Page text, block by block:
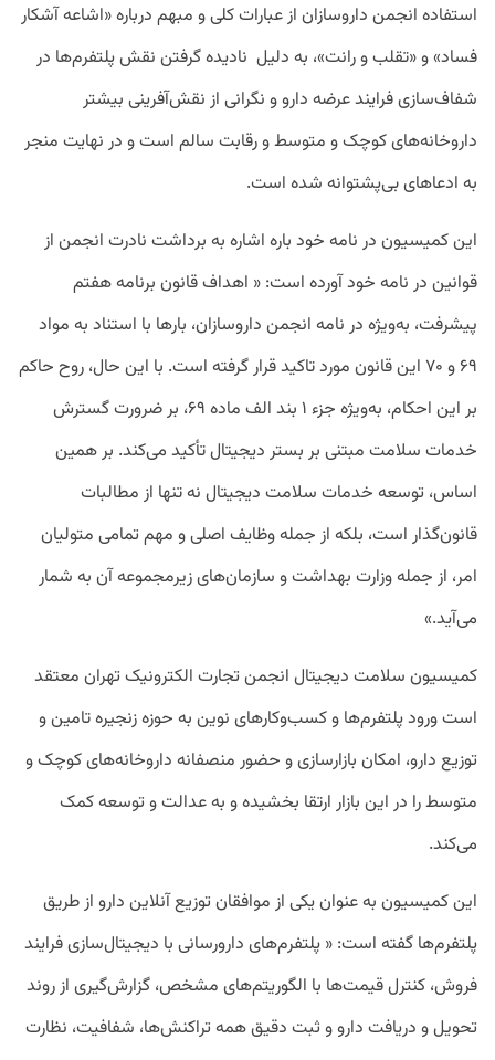
استفاده انجمن داروسازان از عبارات کلی و مبهم درباره «اشاعه آشکار
فساد» و «تقلب و رانت»، به دلیل نادیده گرفتن نقش پلتفرم‌ها در
شفاف‌سازی فرایند عرضه دارو و نگرانی از نقش‌آفرینی بیشتر
داروخانه‌های کوچک و متوسط و رقابت سالم است و در نهایت منجر
به ادعاهای بی‌پشتوانه شده است.
این کمیسیون در نامه خود باره اشاره به برداشت نادرت انجمن از
قوانین در نامه خود آورده است: « اهداف قانون برنامه هفتم
پیشرفت، به‌ویژه در نامه انجمن داروسازان، بارها با استناد به مواد
۶۹ و ۷۰ این قانون مورد تاکید قرار گرفته است. با این حال، روح حاکم
بر این احکام، به‌ویژه جزء ۱ بند الف ماده ۶۹، بر ضرورت گسترش
خدمات سلامت مبتنی بر بستر دیجیتال تأکید می‌کند. بر همین
اساس، توسعه خدمات سلامت دیجیتال نه تنها از مطالبات
قانون‌گذار است، بلکه از جمله وظایف اصلی و مهم تمامی متولیان
امر، از جمله وزارت بهداشت و سازمان‌های زیرمجموعه آن به شمار
می‌آید.»
کمیسیون سلامت دیجیتال انجمن تجارت الکترونیک تهران معتقد
است ورود پلتفرم‌ها و کسب‌وکارهای نوین به حوزه زنجیره تامین و
توزیع دارو، امکان بازارسازی و حضور منصفانه داروخانه‌های کوچک و
متوسط را در این بازار ارتقا بخشیده و به عدالت و توسعه کمک
می‌کند.
این کمیسیون به عنوان یکی از موافقان توزیع آنلاین دارو از طریق
پلتفرم‌ها گفته است: « پلتفرم‌های دارورسانی با دیجیتال‌سازی فرایند
فروش، کنترل قیمت‌ها با الگوریتم‌های مشخص، گزارش‌گیری از روند
تحویل و دریافت دارو و ثبت دقیق همه تراکنش‌ها، شفافیت، نظارت